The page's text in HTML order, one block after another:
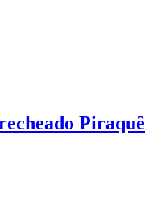
Piraquê